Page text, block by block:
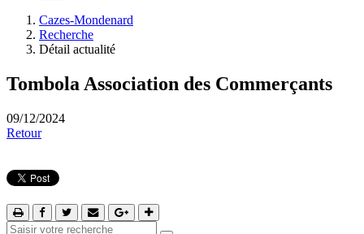
Cazes-Mondenard
Recherche
Détail actualité
Tombola Association des Commerçants
09/12/2024
Retour